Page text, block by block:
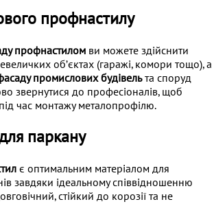
профнастилу
профнастилом ви можете здійснити
обʼєктах (гаражі, комори тощо), а
промислових будівельта споруд
звернутися до професіоналів, щоб
час монтажу металопрофілю.
паркану
є оптимальним матеріалом для
завдяки ідеальному співвідношенню
стійкий до корозії та не